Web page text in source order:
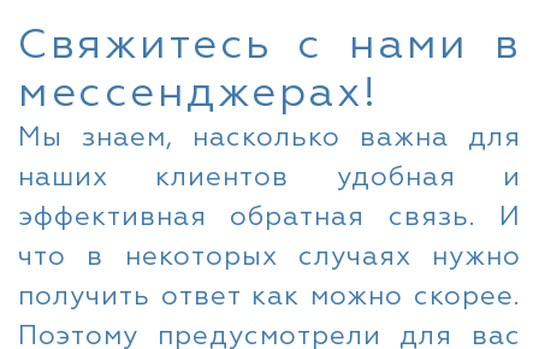
Свяжитесь с нами в
мессенджерах!
Мы знаем, насколько важна для
наших клиентов удобная и
эффективная обратная связь. И
что в некоторых случаях нужно
получить ответ как можно скорее.
Поэтому предусмотрели для вас